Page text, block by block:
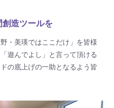
造ツールを
・美瑛ではここだけ」を皆様
遊んでよし」と言って頂ける
の底上げの一助となるよう皆